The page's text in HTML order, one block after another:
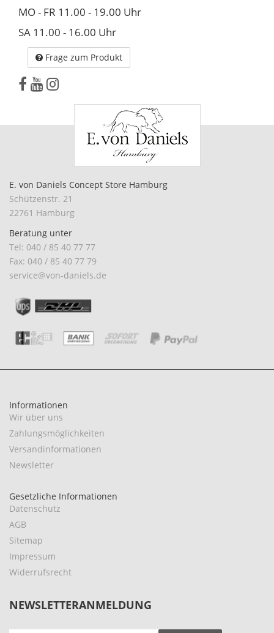
MO - FR 11.00 - 19.00 Uhr
SA 11.00 - 16.00 Uhr
Frage zum Produkt
E. von Daniels Concept Store Hamburg
Schützenstr. 21
22761 Hamburg
Beratung unter
Tel: 040 / 85 40 77 77
Fax: 040 / 85 40 77 79
service@von-daniels.de
Informationen
Wir über uns
Zahlungsmöglichkeiten
Versandinformationen
Newsletter
Gesetzliche Informationen
Datenschutz
AGB
Sitemap
Impressum
Widerrufsrecht
NEWSLETTERANMELDUNG